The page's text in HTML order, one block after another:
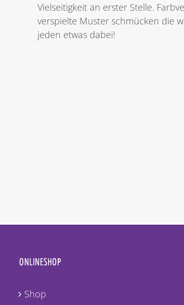
Vielseitigkeit an erster Stelle.
verspielte Muster schmücken die
jeden etwas dabei!
ONLINESHOP
Shop